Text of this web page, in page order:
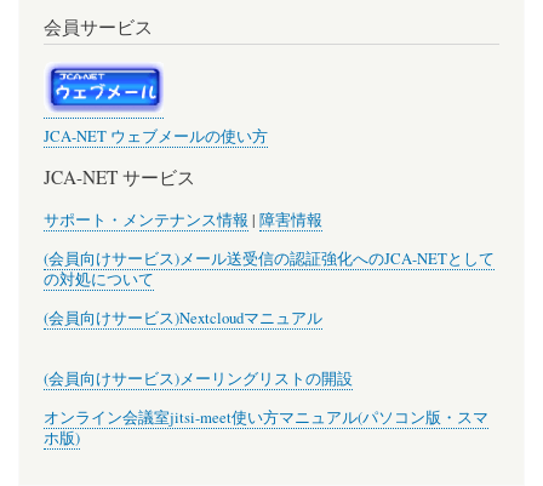
会員サービス
JCA-NET ウェブメールの使い方
JCA-NET サービス
サポート・メンテナンス情報 | 障害情報
(会員向けサービス)メール送受信の認証強化へのJCA-NETとして
の対処について
(会員向けサービス)Nextcloudマニュアル
(会員向けサービス)メーリングリストの開設
オンライン会議室jitsi-meet使い方マニュアル(パソコン版・スマ
ホ版)